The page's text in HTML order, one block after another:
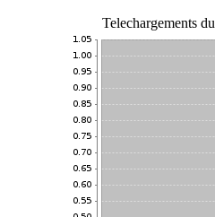
Telechargements